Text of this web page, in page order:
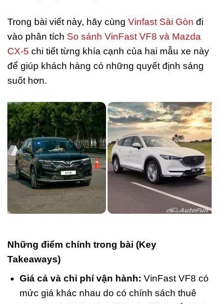
Trong bài viết này, hãy cùng Vinfast Sài Gòn đi
vào phân tích So sánh VinFast VF8 và Mazda
CX-5 chi tiết từng khía cạnh của hai mẫu xe này
để giúp khách hàng có những quyết định sáng
suốt hơn.
Những điểm chính trong bài (Key
Takeaways)
Giá cả và chi phí vận hành: VinFast VF8 có
mức giá khác nhau do có chính sách thuê